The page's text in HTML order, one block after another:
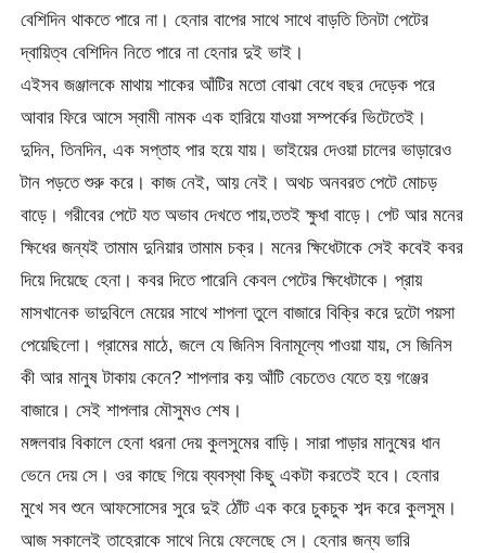
বেশিদিন থাকতে পারে না। হেনার বাপের সাথে সাথে বাড়তি তিনটা পেটের
দ্বায়িত্ব বেশিদিন নিতে পারে না হেনার দুই ভাই।
এইসব জঞ্জালকে মাথায় শাকের আঁটির মতো বোঝা বেধে বছর দেড়েক পরে
আবার ফিরে আসে স্বামী নামক এক হারিয়ে যাওয়া সম্পর্কের ভিটেতেই।
দুদিন, তিনদিন, এক সপ্তাহ পার হয়ে যায়। ভাইয়ের দেওয়া চালের ভাড়ারেও
টান পড়তে শুরু করে। কাজ নেই, আয় নেই। অথচ অনবরত পেটে মোচড়
বাড়ে। গরীবের পেটে যত অভাব দেখতে পায়,ততই ক্ষুধা বাড়ে। পেট আর মনের
ক্ষিধের জন্যই তামাম দুনিয়ার তামাম চক্র। মনের ক্ষিধেটাকে সেই কবেই কবর
দিয়ে দিয়েছে হেনা। কবর দিতে পারেনি কেবল পেটের ক্ষিধেটাকে। প্রায়
মাসখানেক ভাদুবিলে মেয়ের সাথে শাপলা তুলে বাজারে বিক্রি করে দুটো পয়সা
পেয়েছিলো। গ্রামের মাঠে, জলে যে জিনিস বিনামূল্যে পাওয়া যায়, সে জিনিস
কী আর মানুষ টাকায় কেনে? শাপলার কয় আঁটি বেচতেও যেতে হয় গঞ্জের
বাজারে। সেই শাপলার মৌসুমও শেষ।
মঙ্গলবার বিকালে হেনা ধরনা দেয় কুলসুমের বাড়ি। সারা পাড়ার মানুষের ধান
ভেনে দেয় সে। ওর কাছে গিয়ে ব্যবস্থা কিছু একটা করতেই হবে। হেনার
মুখে সব শুনে আফসোসের সুরে দুই ঠোঁট এক করে চুকচুক শব্দ করে কুলসুম।
আজ সকালেই তাহেরাকে সাথে নিয়ে ফেলেছে সে। হেনার জন্য ভারি